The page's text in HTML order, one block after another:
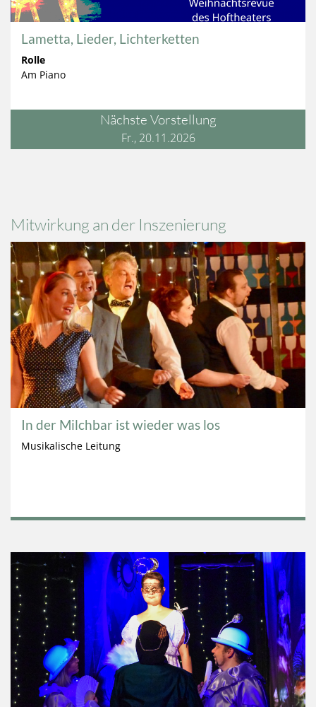
Lametta, Lieder, Lichterketten
Rolle
Am Piano
Nächste Vorstellung
Fr., 20.11.2026
Mitwirkung an der Inszenierung
In der Milchbar ist wieder was los
Musikalische Leitung